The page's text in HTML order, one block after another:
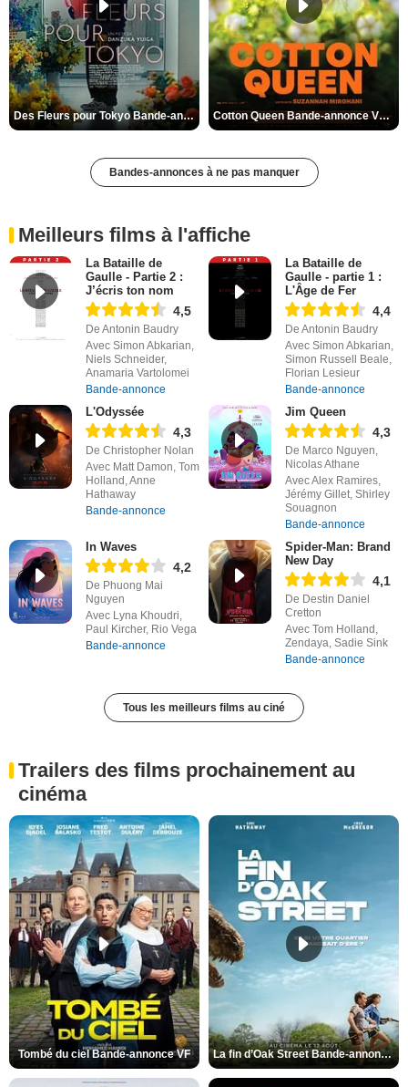
Des Fleurs pour Tokyo Bande-annonce VO STFR Cotton Queen Bande-annonce VO STFR
Bandes-annonces à ne pas manquer
Meilleurs films à l'affiche
La Bataille de
Gaulle - Partie 2 :
J’écris ton nom
4,5
De Antonin Baudry
Avec Simon Abkarian,
Niels Schneider,
Anamaria Vartolomei
Bande-annonce
La Bataille de
Gaulle - partie 1 :
L'Âge de Fer
4,4
De Antonin Baudry
Avec Simon Abkarian,
Simon Russell Beale,
Florian Lesieur
Bande-annonce
L'Odyssée
4,3
De Christopher Nolan
Avec Matt Damon, Tom
Holland, Anne
Hathaway
Bande-annonce
Jim Queen
4,3
De Marco Nguyen,
Nicolas Athane
Avec Alex Ramires,
Jérémy Gillet, Shirley
Souagnon
Bande-annonce
In Waves
4,2
De Phuong Mai
Nguyen
Avec Lyna Khoudri,
Paul Kircher, Rio Vega
Bande-annonce
Spider-Man: Brand
New Day
4,1
De Destin Daniel
Cretton
Avec Tom Holland,
Zendaya, Sadie Sink
Bande-annonce
Tous les meilleurs films au ciné
Trailers des films prochainement au
cinéma
Tombé du ciel Bande-annonce VF La fin d’Oak Street Bande-annonce VO STFR